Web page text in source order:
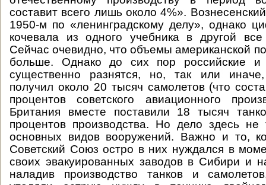
составит всего лишь около 4%».
1950-м по «ленинградскому делу», однако
кочевала из одного учебника в другой все
Сейчас очевидно, что объемы американской
больше. Однако до сих пор российские и
существенно разнятся, но, так или
получил около 20 тысяч самолетов (что
процентов советского авиационного
Британия вместе поставили 18 тысяч
процентов производства. Но дело здесь не
основных видов вооружений. Важно и то,
Советский Союз остро в них нуждался в
своих эвакуированных заводов в Сибири и
наладив производство танков и